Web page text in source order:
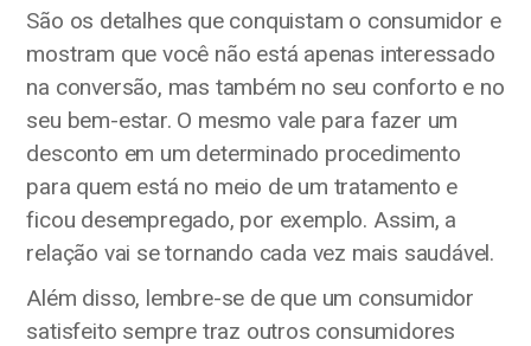
São os detalhes que conquistam o consumidor e
mostram que você não está apenas interessado
na conversão, mas também no seu conforto e no
seu bem-estar. O mesmo vale para fazer um
desconto em um determinado procedimento
para quem está no meio de um tratamento e
ficou desempregado, por exemplo. Assim, a
relação vai se tornando cada vez mais saudável.
Além disso, lembre-se de que um consumidor
satisfeito sempre traz outros consumidores